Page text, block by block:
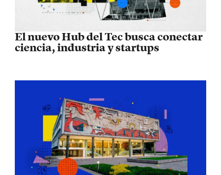
El nuevo Hub del Tec busca conectar
ciencia, industria y startups